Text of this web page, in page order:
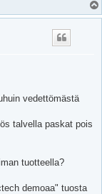
l
vedettömästä
talvella paskat pois
tuotteella?
demoaa" tuosta